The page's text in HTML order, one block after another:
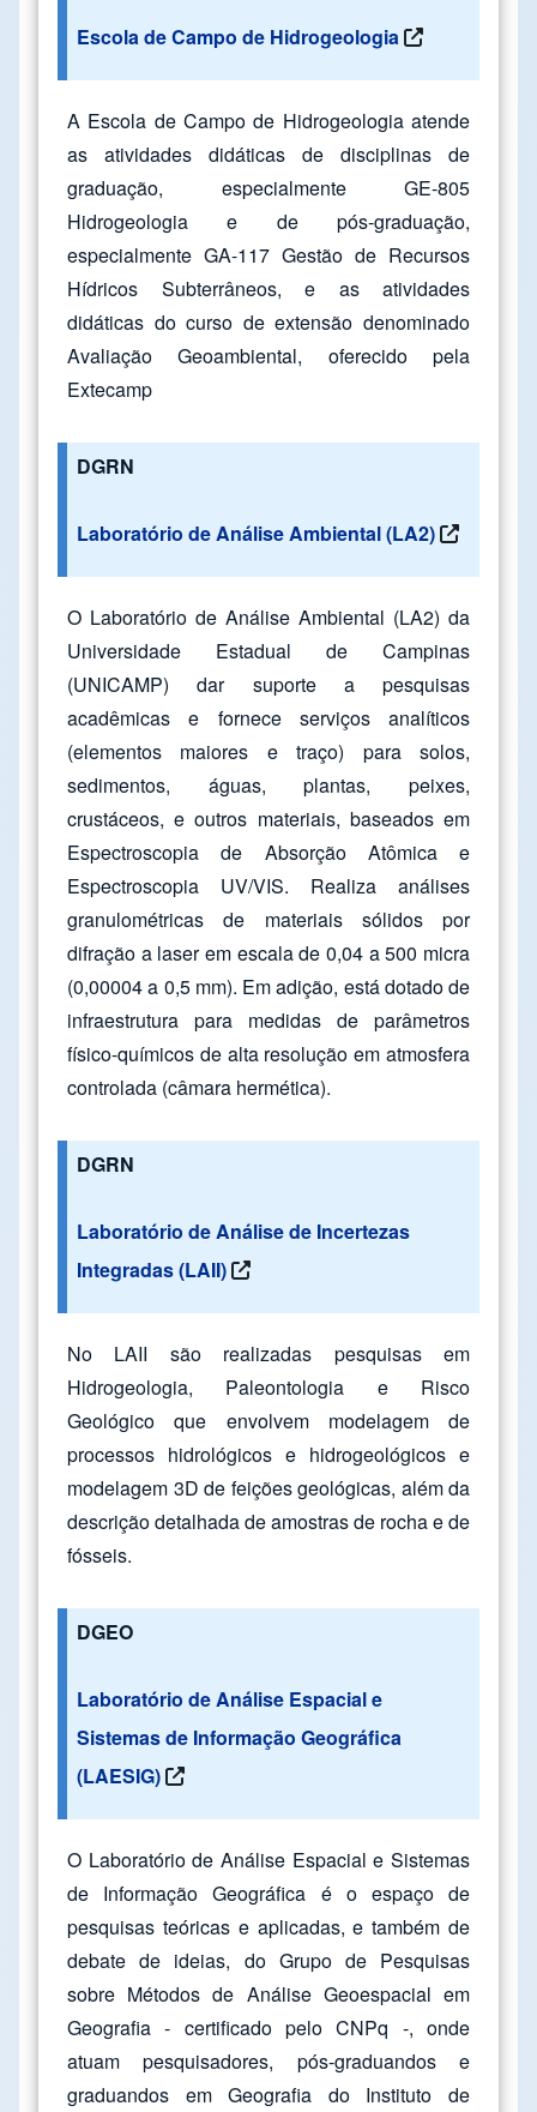
Escola de Campo de Hidrogeologia
A Escola de Campo de Hidrogeologia atende
as atividades didáticas de disciplinas de
graduação, especialmente GE-805
Hidrogeologia e de pós-graduação,
especialmente GA-117 Gestão de Recursos
Hídricos Subterrâneos, e as atividades
didáticas do curso de extensão denominado
Avaliação Geoambiental, oferecido pela
Extecamp
DGRN
Laboratório de Análise Ambiental (LA2)
O Laboratório de Análise Ambiental (LA2) da
Universidade Estadual de Campinas
(UNICAMP) dar suporte a pesquisas
acadêmicas e fornece serviços analíticos
(elementos maiores e traço) para solos,
sedimentos, águas, plantas, peixes,
crustáceos, e outros materiais, baseados em
Espectroscopia de Absorção Atômica e
Espectroscopia UV/VIS. Realiza análises
granulométricas de materiais sólidos por
difração a laser em escala de 0,04 a 500 micra
(0,00004 a 0,5 mm). Em adição, está dotado de
infraestrutura para medidas de parâmetros
físico-químicos de alta resolução em atmosfera
controlada (câmara hermética).
DGRN
Laboratório de Análise de Incertezas
Integradas (LAII)
No LAII são realizadas pesquisas em
Hidrogeologia, Paleontologia e Risco
Geológico que envolvem modelagem de
processos hidrológicos e hidrogeológicos e
modelagem 3D de feições geológicas, além da
descrição detalhada de amostras de rocha e de
fósseis.
DGEO
Laboratório de Análise Espacial e
Sistemas de Informação Geográfica
(LAESIG)
O Laboratório de Análise Espacial e Sistemas
de Informação Geográfica é o espaço de
pesquisas teóricas e aplicadas, e também de
debate de ideias, do Grupo de Pesquisas
sobre Métodos de Análise Geoespacial em
Geografia - certificado pelo CNPq -, onde
atuam pesquisadores, pós-graduandos e
graduandos em Geografia do Instituto de